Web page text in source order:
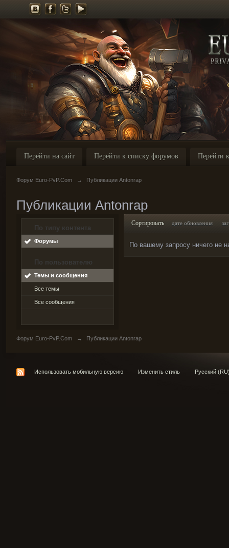
Перейти на сайт Перейти к списку форумов Перейти
Форум Euro-PvP.Com → Публикации Antonrap
Публикации Antonrap
По типу контента
Форумы
По пользователю
Темы и сообщения
Все темы
Все сообщения
Сортировать дате обновления
По вашему запросу ничего не
Форум Euro-PvP.Com → Публикации Antonrap
Использовать мобильную версию Изменить стиль Русский